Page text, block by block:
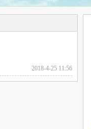
2018-4-25 11:56